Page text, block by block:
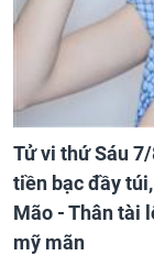
Tử vi thứ Sáu
tiền bạc đầy
Mão - Thân tài
mỹ mãn